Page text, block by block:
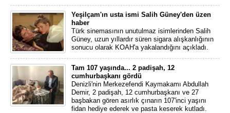
Yeşilçam'ın usta ismi Salih Güney'den üzen
haber
Türk sinemasının unutulmaz isimlerinden Salih
Güney, uzun yıllardır süren sigara alışkanlığının
sonucu olarak KOAH'a yakalandığını açıkladı.
Tam 107 yaşında... 2 padişah, 12
cumhurbaşkanı gördü
Denizli'nin Merkezefendi Kaymakamı Abdullah
Demir, 2 padişah, 12 cumhurbaşkanı ve 27
başbakan gören asırlık çınarın 107'inci yaşını
fidan hediye ederek ve pasta keserek kutladı.